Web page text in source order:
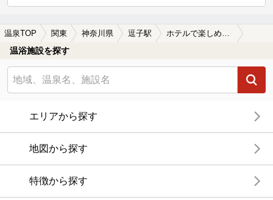
温泉TOP 関東 神奈川県 逗子駅 ホテルで楽しめる逗子駅近くの温泉、日帰り温泉、スーパー銭湯おすすめ
温浴施設を探す
エリアから探す
地図から探す
特徴から探す